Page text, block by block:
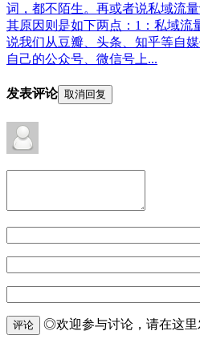
词，都不陌生。再或者说私域流
其原因则是如下两点：1：私域流
说我们从豆瓣、头条、知乎等自
自己的公众号、微信号上...
发表评论 取消回复
评论 ◎欢迎参与讨论，请在这里